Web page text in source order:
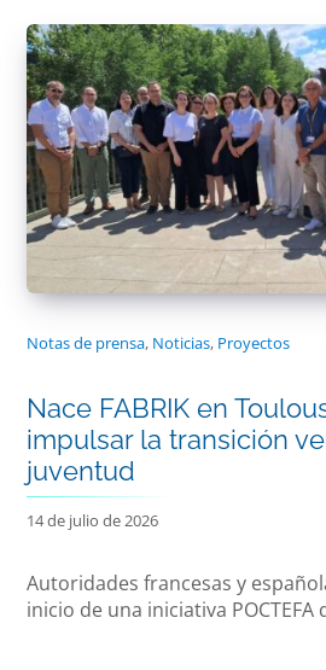
Notas de prensa, Noticias, Proyectos
Nace FABRIK en
impulsar la transición
juventud
14 de julio de 2026
Autoridades francesas y
inicio de una iniciativa POCTEFA